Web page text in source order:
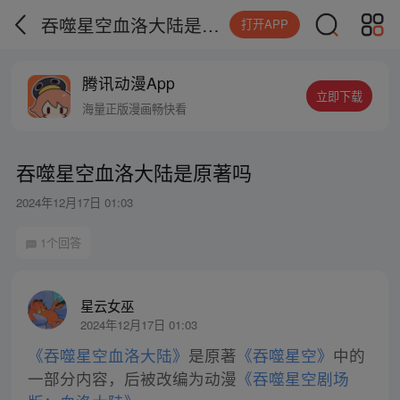
吞噬星空血洛大陆是原著吗 打开APP
腾讯动漫App
海量正版漫画畅快看
立即下载
吞噬星空血洛大陆是原著吗
2024年12月17日 01:03
1个回答
星云女巫
2024年12月17日 01:03
《吞噬星空血洛大陆》 是原著 《吞噬星空》 中的
一部分内容，后被改编为动漫 《吞噬星空剧场